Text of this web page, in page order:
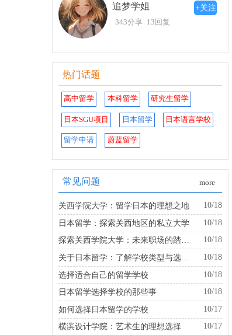
追梦学姐 +关注
343分享 13回复
热门话题
高中留学 本科留学 研究生留学
日本SGU项目 日本留学 日本语言学校
留学申请 蔚蓝留学
常见问题 more
关西学院大学：留学日本的理想之地
10/18
日本留学：探索关西地区的私立大学
10/18
探索关西学院大学：未来职场的踏板是什么？
10/18
10/18
选择适合自己的留学学校
10/18
日本留学选择学校的那些事
10/18
如何选择日本留学的学校
10/17
横滨设计学院：艺术生的理想选择
10/17